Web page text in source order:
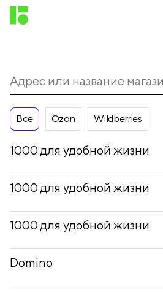
Все Ozon Wildberries
1000 для удобной жизни
1000 для удобной жизни
1000 для удобной жизни
Domino